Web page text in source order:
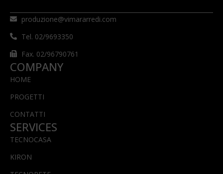
produzione@vimararredi.com
Tel. 02/9693350
Fax. 02/96790761
COMPANY
HOME
PROGETTI
CONTATTI
SERVICES
TECNOCASA
KIRON